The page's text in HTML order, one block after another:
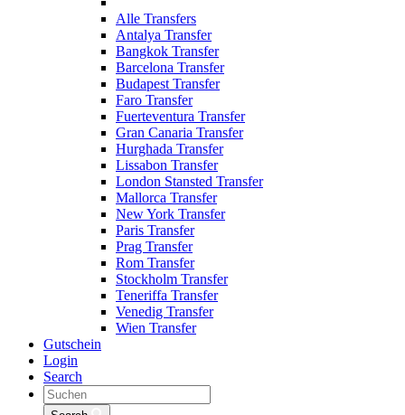
Alle Transfers
Antalya Transfer
Bangkok Transfer
Barcelona Transfer
Budapest Transfer
Faro Transfer
Fuerteventura Transfer
Gran Canaria Transfer
Hurghada Transfer
Lissabon Transfer
London Stansted Transfer
Mallorca Transfer
New York Transfer
Paris Transfer
Prag Transfer
Rom Transfer
Stockholm Transfer
Teneriffa Transfer
Venedig Transfer
Wien Transfer
Gutschein
Login
Search